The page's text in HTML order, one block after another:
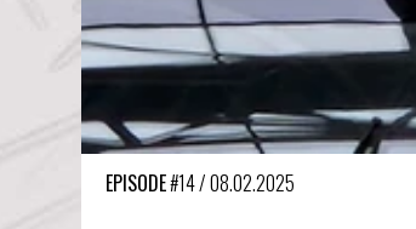
EPISODE#14/08.02.2025